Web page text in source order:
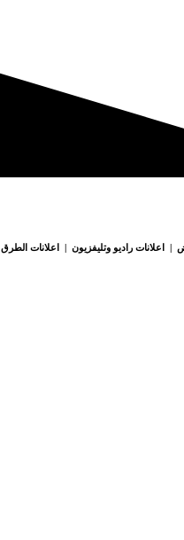
اعلانات راديو وتليفزيون | اعلانات الطرق